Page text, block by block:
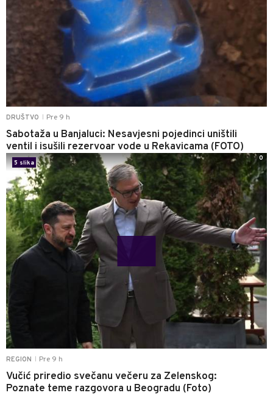
DRUŠTVO Pre 9 h
Sabotaža u Banjaluci: Nesavjesni pojedinci uništili
ventil i isušili rezervoar vode u Rekavicama (FOTO)
REGION Pre 9 h
Vučić priredio svečanu večeru za Zelenskog:
Poznate teme razgovora u Beogradu (Foto)
5 slika
0